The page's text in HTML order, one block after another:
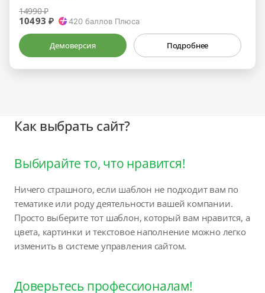
14990 ₽
10493 ₽ 420 баллов Плюса
Демоверсия Подробнее
Как выбрать сайт?
Выбирайте то, что нравится!
Ничего страшного, если шаблон не подходит вам по
тематике или роду деятельности вашей компании.
Просто выберите тот шаблон, который вам нравится, а
цвета, картинки и текстовое наполнение можно легко
изменить в системе управления сайтом.
Доверьтесь профессионалам!